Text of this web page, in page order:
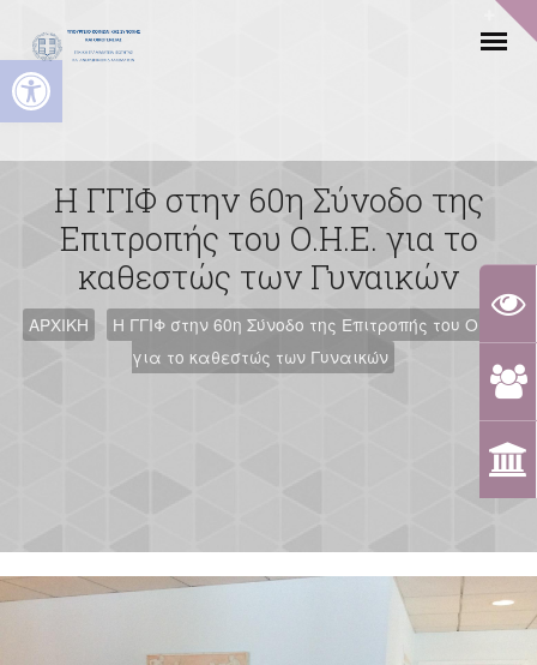
Ανοίξτε τη γραμμή εργαλείων
Η ΓΓΙΦ στην 60η Σύνοδο της
Επιτροπής του Ο.Η.Ε. για το
καθεστώς των Γυναικών
ΑΡΧΙΚΗ
Η ΓΓΙΦ στην 60η Σύνοδο της Επιτροπής του Ο.Η.Ε.
για το καθεστώς των Γυναικών